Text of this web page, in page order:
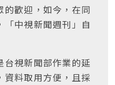
的歡迎，如今，在同
中視新聞週刊」自
台視新聞部作業的延
料取用方便，且採